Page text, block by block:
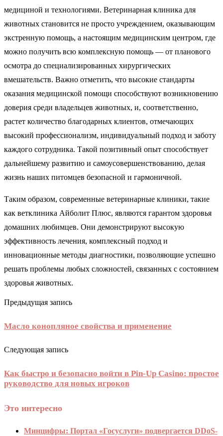
медициной и технологиями. Ветеринарная клиника для
животных становится не просто учреждением, оказывающим
экстренную помощь, а настоящим медицинским центром, где
можно получить всю комплексную помощь — от планового
осмотра до специализированных хирургических
вмешательств. Важно отметить, что высокие стандарты
оказания медицинской помощи способствуют возникновению
доверия среди владельцев животных, и, соответственно,
растет количество благодарных клиентов, отмечающих
высокий профессионализм, индивидуальный подход и заботу
каждого сотрудника. Такой позитивный опыт способствует
дальнейшему развитию и самоусовершенствованию, делая
жизнь наших питомцев безопасной и гармоничной.
Таким образом, современные ветеринарные клиники, такие
как ветклиника Айболит Плюс, являются гарантом здоровья
домашних любимцев. Они демонстрируют высокую
эффективность лечения, комплексный подход и
инновационные методы диагностики, позволяющие успешно
решать проблемы любых сложностей, связанных с состоянием
здоровья животных.
Предыдущая запись
Масло конопляное свойства и применение
Следующая запись
Как быстро и безопасно войти в Pin-Up Casino: простое
руководство для новых игроков
Это интересно
Минцифры: Портал «Госуслуги» подвергается DDoS-